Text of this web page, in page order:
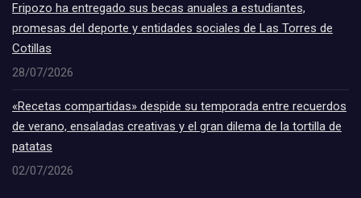
Fripozo ha entregado sus becas anuales a estudiantes,
promesas del deporte y entidades sociales de Las Torres de
Cotillas
28/07/2026
«Recetas compartidas» despide su temporada entre recuerdos
de verano, ensaladas creativas y el gran dilema de la tortilla de
patatas
02/07/2026